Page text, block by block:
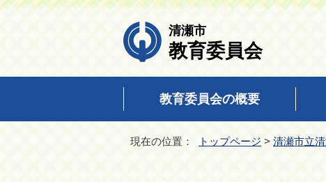
清瀬市
教育委員会
教育委員会の概要
現在の位置： トップページ > 清瀬市立